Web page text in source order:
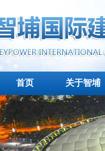
首页 关于智埔